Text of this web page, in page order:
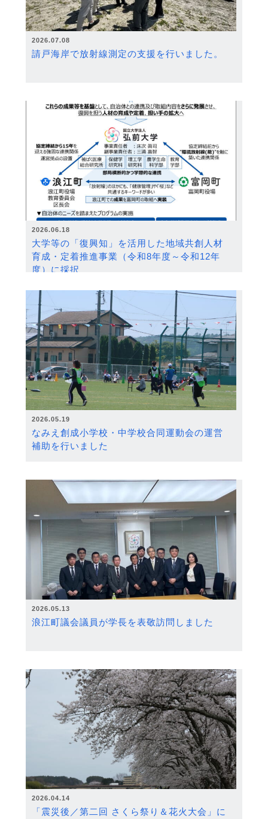
2026.07.08
請戸海岸で放射線測定の支援を行いました。
2026.06.18
大学等の「復興知」を活用した地域共創人材
育成・定着推進事業（令和8年度～令和12年
度）に採択
2026.05.19
なみえ創成小学校・中学校合同運動会の運営
補助を行いました
2026.05.13
浪江町議会議員が学長を表敬訪問しました
2026.04.14
「震災後／第二回 さくら祭り＆花火大会」に